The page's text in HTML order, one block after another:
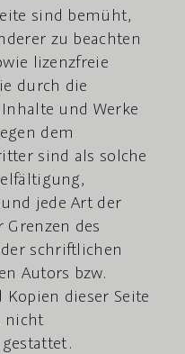
sind bemüht,
zu beachten
lizenzfreie
durch die
und Werke
dem
sind als solche
jede Art der
des
schriftlichen
Autors bzw.
dieser Seite
nicht